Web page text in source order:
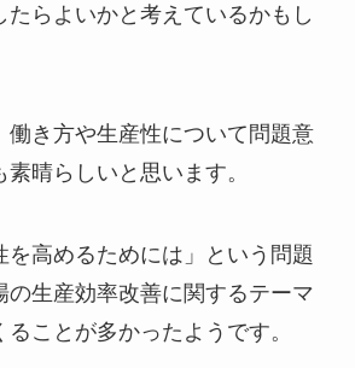
たらよいかと考えているかもし
働き方や生産性について問題意
晴らしいと思います。
を高めるためには」という問題
の生産効率改善に関するテーマ
ことが多かったようです。